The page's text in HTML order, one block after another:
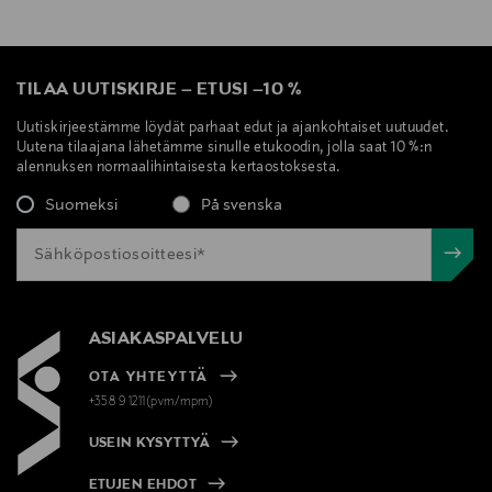
TILAA UUTISKIRJE – ETUSI –10 %
Uutiskirjeestämme löydät parhaat edut ja ajankohtaiset uutuudet.
Uutena tilaajana lähetämme sinulle etukoodin, jolla saat 10 %:n
alennuksen normaalihintaisesta kertaostoksesta.
Suomeksi På svenska
ASIAKASPALVELU
OTA YHTEYTTÄ
+358 9 1211(pvm/mpm)
USEIN KYSYTTYÄ
ETUJEN EHDOT